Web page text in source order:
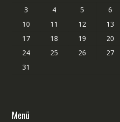
3
4 5 6
10
11 12 13
17
18 19 20
24
25 26 27
31
Menü